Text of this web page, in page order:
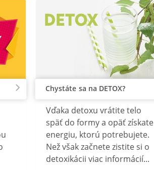
Chystáte sa na DETOX?
Vďaka detoxu vrátite telo
späť do formy a opäť získate
energiu, ktorú potrebujete.
Než však začnete zistite si o
detoxikácii viac informácií...